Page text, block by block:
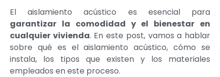
El aislamiento acústico es esencial para
garantizar la comodidad y el bienestar en
cualquier vivienda. En este post, vamos a hablar
sobre qué es el aislamiento acústico, cómo se
instala, los tipos que existen y los materiales
empleados en este proceso.